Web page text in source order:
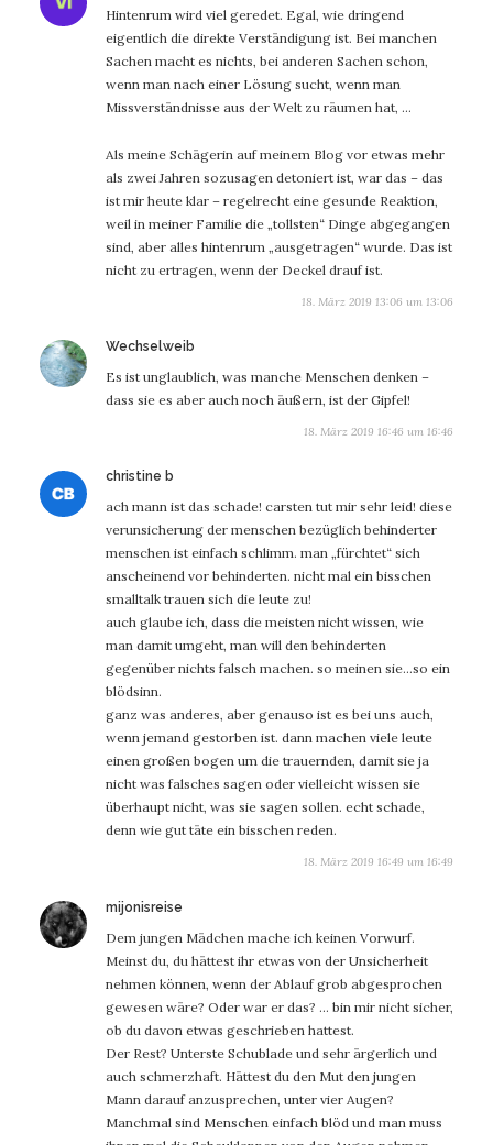
Hintenrum wird viel geredet. Egal, wie dringend
eigentlich die direkte Verständigung ist. Bei manchen
Sachen macht es nichts, bei anderen Sachen schon,
wenn man nach einer Lösung sucht, wenn man
Missverständnisse aus der Welt zu räumen hat, …
Als meine Schägerin auf meinem Blog vor etwas mehr
als zwei Jahren sozusagen detoniert ist, war das – das
ist mir heute klar – regelrecht eine gesunde Reaktion,
weil in meiner Familie die „tollsten“ Dinge abgegangen
sind, aber alles hintenrum „ausgetragen“ wurde. Das ist
nicht zu ertragen, wenn der Deckel drauf ist.
18. März 2019 13:06 um 13:06
Wechselweib
Es ist unglaublich, was manche Menschen denken –
dass sie es aber auch noch äußern, ist der Gipfel!
18. März 2019 16:46 um 16:46
christine b
ach mann ist das schade! carsten tut mir sehr leid! diese
verunsicherung der menschen bezüglich behinderter
menschen ist einfach schlimm. man „fürchtet“ sich
anscheinend vor behinderten. nicht mal ein bisschen
smalltalk trauen sich die leute zu!
auch glaube ich, dass die meisten nicht wissen, wie
man damit umgeht, man will den behinderten
gegenüber nichts falsch machen. so meinen sie…so ein
blödsinn.
ganz was anderes, aber genauso ist es bei uns auch,
wenn jemand gestorben ist. dann machen viele leute
einen großen bogen um die trauernden, damit sie ja
nicht was falsches sagen oder vielleicht wissen sie
überhaupt nicht, was sie sagen sollen. echt schade,
denn wie gut täte ein bisschen reden.
18. März 2019 16:49 um 16:49
mijonisreise
Dem jungen Mädchen mache ich keinen Vorwurf.
Meinst du, du hättest ihr etwas von der Unsicherheit
nehmen können, wenn der Ablauf grob abgesprochen
gewesen wäre? Oder war er das? … bin mir nicht sicher,
ob du davon etwas geschrieben hattest.
Der Rest? Unterste Schublade und sehr ärgerlich und
auch schmerzhaft. Hättest du den Mut den jungen
Mann darauf anzusprechen, unter vier Augen?
Manchmal sind Menschen einfach blöd und man muss